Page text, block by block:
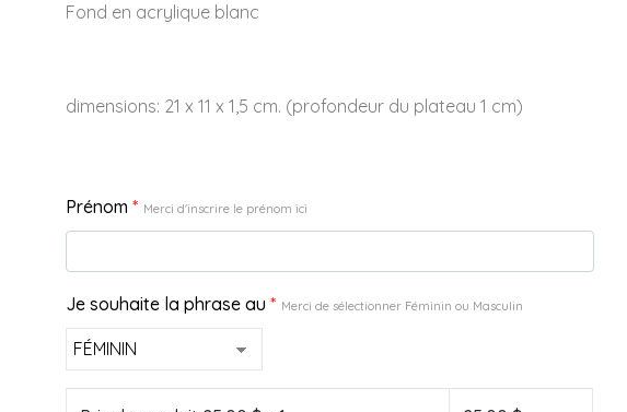
Fond en acrylique blanc
dimensions: 21 x 11 x 1,5 cm. (profondeur du plateau 1 cm)
Prénom * Merci d'inscrire le prénom ici
Je souhaite la phrase au * Merci de sélectionner Féminin ou Masculin